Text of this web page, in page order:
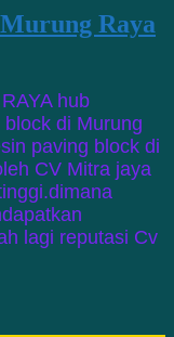
Raya
hub
di Murung
paving block di
CV Mitra jaya
lagi reputasi Cv